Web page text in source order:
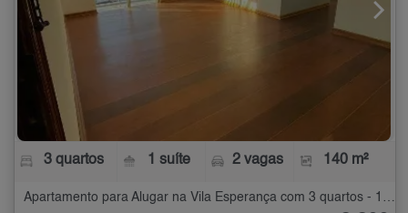
3 quartos 1 suíte 2 vagas 140 m²